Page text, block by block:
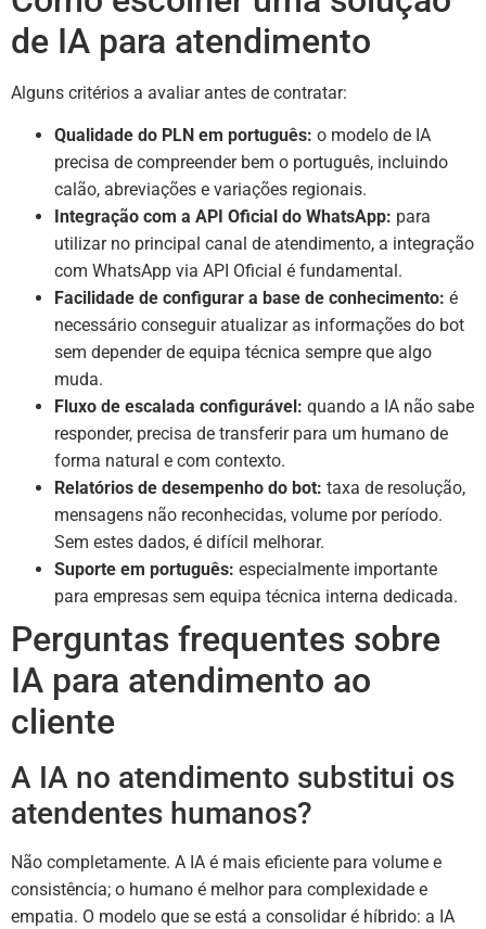
de IA para atendimento
Alguns critérios a avaliar antes de contratar:
Qualidade do PLN em português: o modelo de IA
precisa de compreender bem o português, incluindo
calão, abreviações e variações regionais.
Integração com a API Oficial do WhatsApp: para
utilizar no principal canal de atendimento, a integração
com WhatsApp via API Oficial é fundamental.
Facilidade de configurar a base de conhecimento: é
necessário conseguir atualizar as informações do bot
sem depender de equipa técnica sempre que algo
muda.
Fluxo de escalada configurável: quando a IA não sabe
responder, precisa de transferir para um humano de
forma natural e com contexto.
Relatórios de desempenho do bot: taxa de resolução,
mensagens não reconhecidas, volume por período.
Sem estes dados, é difícil melhorar.
Suporte em português: especialmente importante
para empresas sem equipa técnica interna dedicada.
Perguntas frequentes sobre
IA para atendimento ao
cliente
A IA no atendimento substitui os
atendentes humanos?
Não completamente. A IA é mais eficiente para volume e
consistência; o humano é melhor para complexidade e
empatia. O modelo que se está a consolidar é híbrido: a IA